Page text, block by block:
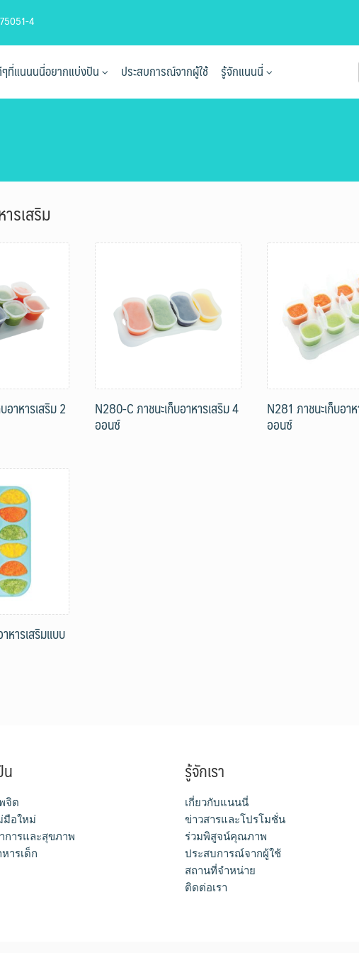
4
ๆที่แนนนนี่อยากแบ่งปัน ประสบการณ์จากผู้ใช้ รู้จักแนนนี่
รเสริม
อาหารเสริม 2 N280-C ภาชนะเก็บอาหารเสริม 4
ออนซ์
N281 ภาชนะเก็บอา
ออนซ์
หารเสริมแบบ
จิต
อใหม่
การและสุขภาพ
ารเด็ก
รู้จักเรา
เกี่ยวกับแนนนี่
ข่าวสารและโปรโมชั่น
ร่วมพิสูจน์คุณภาพ
ประสบการณ์จากผู้ใช้
สถานที่จำหน่าย
ติดต่อเรา